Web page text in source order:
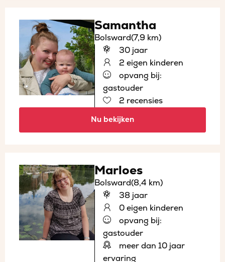
Samantha
Bolsward(7,9 km)
30 jaar
2 eigen kinderen
opvang bij:
gastouder
2 recensies
Nu bekijken
Marloes
Bolsward(8,4 km)
38 jaar
0 eigen kinderen
opvang bij:
gastouder
meer dan 10 jaar
ervaring